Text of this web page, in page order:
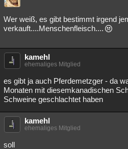
Wer weiß, es gibt bestimmt irgend
verkauft....Menschenfleisch....
kamehl
ehemaliges Mitglied
es gibt ja auch Pferdemetzger - da
Monaten mit diesemkanadischen
Schweine geschlachtet haben
kamehl
ehemaliges Mitglied
soll